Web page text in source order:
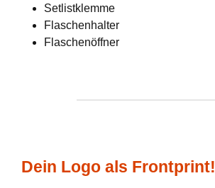
Setlistklemme
Flaschenhalter
Flaschenöffner
Dein Logo als Frontprint!